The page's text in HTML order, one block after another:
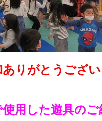
りがとうござ
用した遊具の